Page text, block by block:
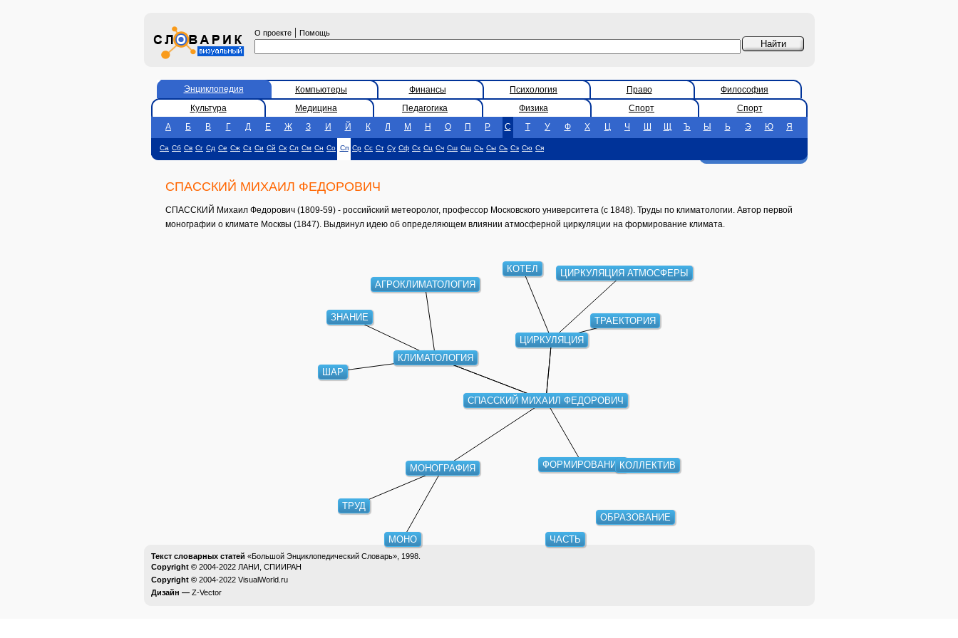
О проекте | Помощь
Энциклопедия Компьютеры Финансы Психология Право
Философия
Культура
Медицина Педагогика Физика Спорт
Спорт
А
Б В Г Д Е Ж З И Й К Л М Н О П Р С Т У Ф Х Ц Ч Ш Щ Ъ Ы Ь Э Ю Я
Са Сб Св Сг Сд Се Сж Сз Си Сй Ск Сл См Сн Со Сп Ср Сс Ст Су Сф Сх Сц Сч Сш Сщ Съ Сы Сь Сэ Сю Ся
СПАССКИЙ МИХАИЛ ФЕДОРОВИЧ
СПАССКИЙ Михаил Федорович (1809-59) - российский метеоролог, профессор Московского университета (с 1848). Труды по климатологии. Автор первой
монографии о климате Москвы (1847). Выдвинул идею об определяющем влиянии атмосферной циркуляции на формирование климата.
СПАССКИЙ МИХАИЛ ФЕДОРОВИЧ
КЛИМАТОЛОГИЯ
ЦИРКУЛЯЦИЯ
МОНОГРАФИЯ ФОРМИРОВАНИЕ
АГРОКЛИМАТОЛОГИЯ
ЗНАНИЕ
ШАР
ЦИРКУЛЯЦИЯ АТМОСФЕРЫ
КОТЕЛ
ТРАЕКТОРИЯ
МОНО
ТРУД
КОЛЛЕКТИВ
ОБРАЗОВАНИЕ
ЧАСТЬ
Текст словарных статей «Большой Энциклопедический Словарь», 1998.
Copyright © 2004-2022 ЛАНИ, СПИИРАН
Copyright © 2004-2022 VisualWorld.ru
Дизайн — Z-Vector